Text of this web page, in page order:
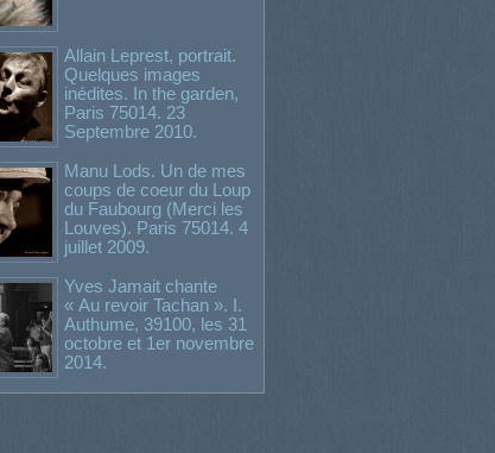
Allain Leprest, portrait.
Quelques images
inédites. In the garden,
Paris 75014. 23
Septembre 2010.
Manu Lods. Un de mes
coups de coeur du Loup
du Faubourg (Merci les
Louves). Paris 75014. 4
juillet 2009.
Yves Jamait chante
« Au revoir Tachan ». I.
Authume, 39100, les 31
octobre et 1er novembre
2014.